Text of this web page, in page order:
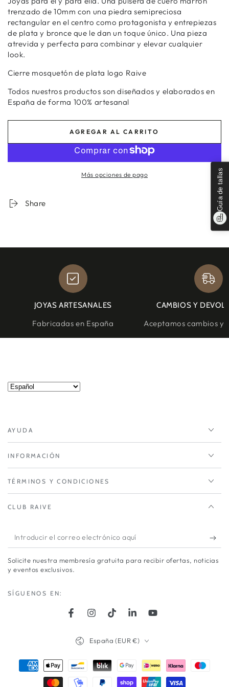
Guía de tallas
trenzado de 10mm con una piedra semipreciosa
rectangular en el centro como protagonista y entrepiezas
de plata y bronce que le dan un toque único. Una pieza
atrevida y perfecta para combinar y elevar cualquier
look.
Cierre mosquetón de plata logo Raive
Todos nuestros productos son diseñados y elaborados en
España de forma 100% artesanal
AGREGAR AL CARRITO
Más opciones de pago
Share
JOYAS ARTESANALES
Fabricadas en España
CAMBIOS Y
Aceptamos cambios y
AYUDA
INFORMACIÓN
TÉRMINOS Y CONDICIONES
CLUB RAIVE
Introducir
el
correo
aquí
Solicite nuestra membresía gratuita para recibir ofertas, noticias
y eventos exclusivos.
SÍGUENOS EN:
FacebookInstagramTikTokLinkedInYouTube
España (EUR €)
Métodos